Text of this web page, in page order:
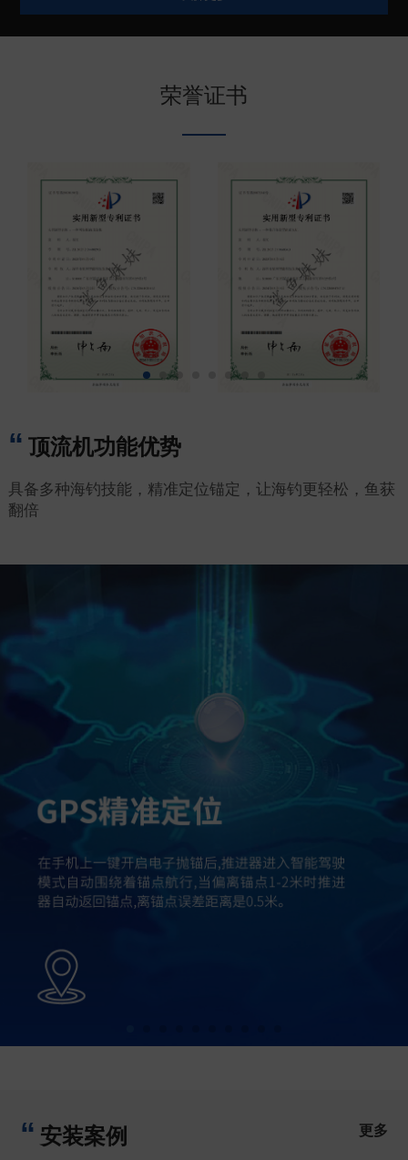
较高的防腐蚀性能和结实可靠的产品特点。目前鲨鱼
妹妹电子锚在中国深受广大钓友、船主、代理商伙伴
台湾、印尼、泰国等地区或者国家。欢迎有需要的朋
荣誉证书
顶流机功能优势
具备多种海钓技能，精准定位锚定，让海钓更轻松，鱼获
翻倍
安装案例 更多